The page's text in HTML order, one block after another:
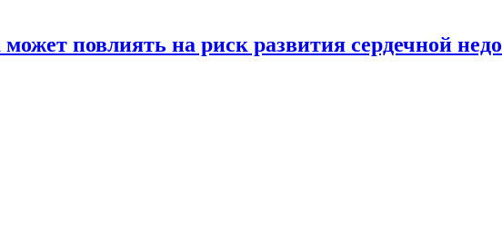
повлиять на риск развития сердечной